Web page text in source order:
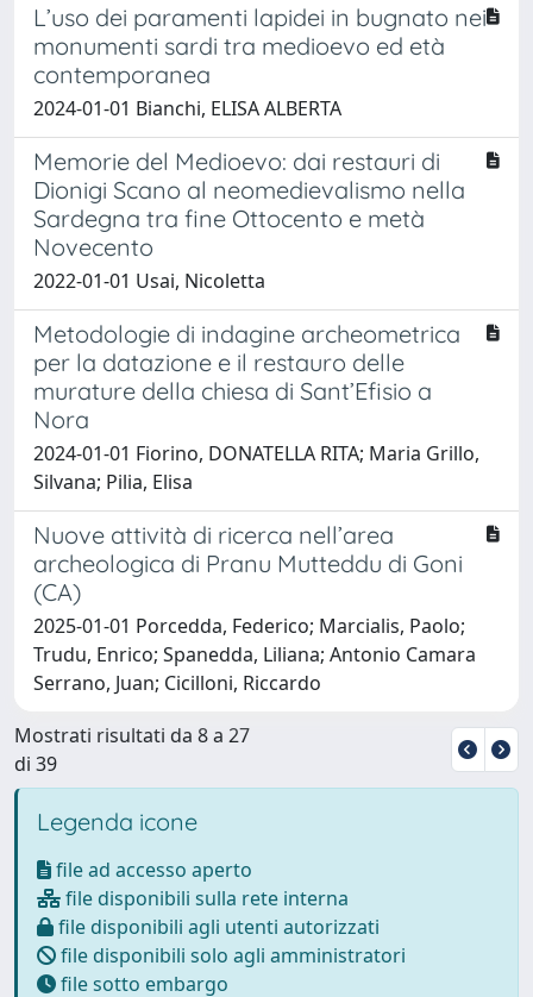
L’uso dei paramenti lapidei in bugnato nei
monumenti sardi tra medioevo ed età
contemporanea
2024-01-01 Bianchi, ELISA ALBERTA
Memorie del Medioevo: dai restauri di
Dionigi Scano al neomedievalismo nella
Sardegna tra fine Ottocento e metà
Novecento
2022-01-01 Usai, Nicoletta
Metodologie di indagine archeometrica
per la datazione e il restauro delle
murature della chiesa di Sant’Efisio a
Nora
2024-01-01 Fiorino, DONATELLA RITA; Maria Grillo,
Silvana; Pilia, Elisa
Nuove attività di ricerca nell’area
archeologica di Pranu Mutteddu di Goni
(CA)
2025-01-01 Porcedda, Federico; Marcialis, Paolo;
Trudu, Enrico; Spanedda, Liliana; Antonio Camara
Serrano, Juan; Cicilloni, Riccardo
Mostrati risultati da 8 a 27
di 39
Legenda icone
file ad accesso aperto
file disponibili sulla rete interna
file disponibili agli utenti autorizzati
file disponibili solo agli amministratori
file sotto embargo